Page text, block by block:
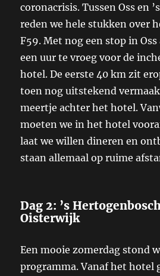
coronacrisis. Tussen Oss en
reden we hele stukken over
F59. Met nog een stop in
een uur te vroeg voor de
hotel. De eerste 40 km zit
toen nog uitstekend
meertje achter het hotel.
moeten we in het hotel
laat we willen dineren en
staan allemaal op ruime
Dag 2: ’s
Oisterwijk
Een mooie zomerdag stond
programma. Vanaf het hotel